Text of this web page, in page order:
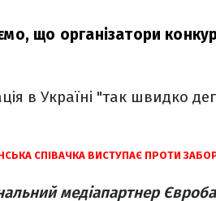
що організатори
в Україні "так швидко
СПІВАЧКА ВИСТУПАЄ ПРОТИ
медіапартнер